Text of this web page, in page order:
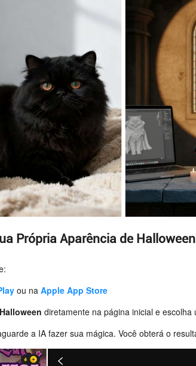
Própria Aparência de Halloween
ou naApple App Store
diretamente na página inicial e
a IA fazer sua mágica. Você obterá o